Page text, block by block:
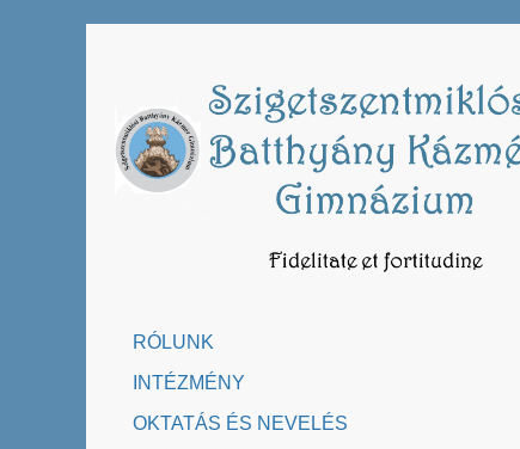
RÓLUNK
INTÉZMÉNY
OKTATÁS ÉS NEVELÉS